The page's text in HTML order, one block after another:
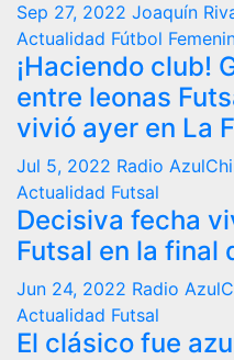
Sep 27, 2022 Joaquín
Actualidad Fútbol
¡Haciendo club!
entre leonas
vivió ayer en La
Jul 5, 2022 Radio
Actualidad Futsal
Decisiva fecha
Futsal en la final
Jun 24, 2022 Radio
Actualidad Futsal
El clásico fue